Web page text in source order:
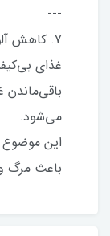
---
7. کاهش آلودگی آب
غذای
باقی‌ماندن
می‌شود.
این
باعث مرگ